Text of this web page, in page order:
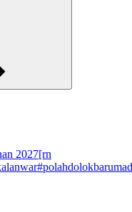
2027[rn